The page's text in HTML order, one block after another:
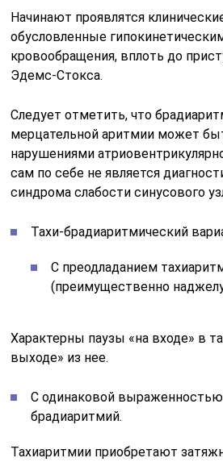
Начинают проявлятся
обусловленные
кровообращения, вплоть до
Эдемс-Стокса.
Следует отметить, что
мерцательной аритмии может
нарушениями
сам по себе не является
синдрома слабости синусового
Тахи-брадиаритмический
С преодладанием
(преимущественно
Характерны паузы «на входе» в
выходе» из нее.
С одинаковой выраженностью
брадиаритмий.
Тахиаритмии приобретают